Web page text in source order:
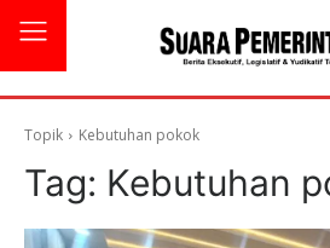
Topik Kebutuhan pokok
Tag: Kebutuhan